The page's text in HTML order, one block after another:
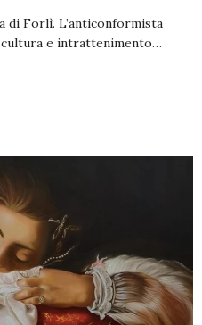
di Forlì. L’anticonformista
cultura e intrattenimento…